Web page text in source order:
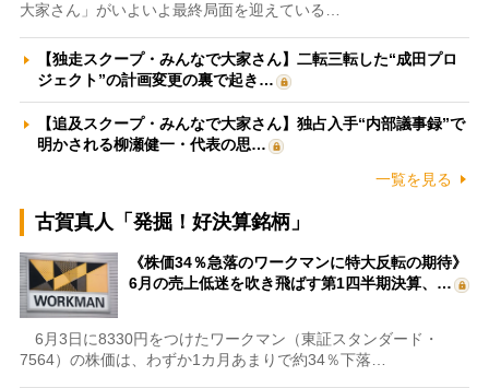
大家さん」がいよいよ最終局面を迎えている…
【独走スクープ・みんなで大家さん】二転三転した“成田プロ
ジェクト”の計画変更の裏で起き…
【追及スクープ・みんなで大家さん】独占入手“内部議事録”で
明かされる柳瀬健一・代表の思…
一覧を見る
古賀真人「発掘！好決算銘柄」
《株価34％急落のワークマンに特大反転の期待》
6月の売上低迷を吹き飛ばす第1四半期決算、…
6月3日に8330円をつけたワークマン（東証スタンダード・
7564）の株価は、わずか1カ月あまりで約34％下落…